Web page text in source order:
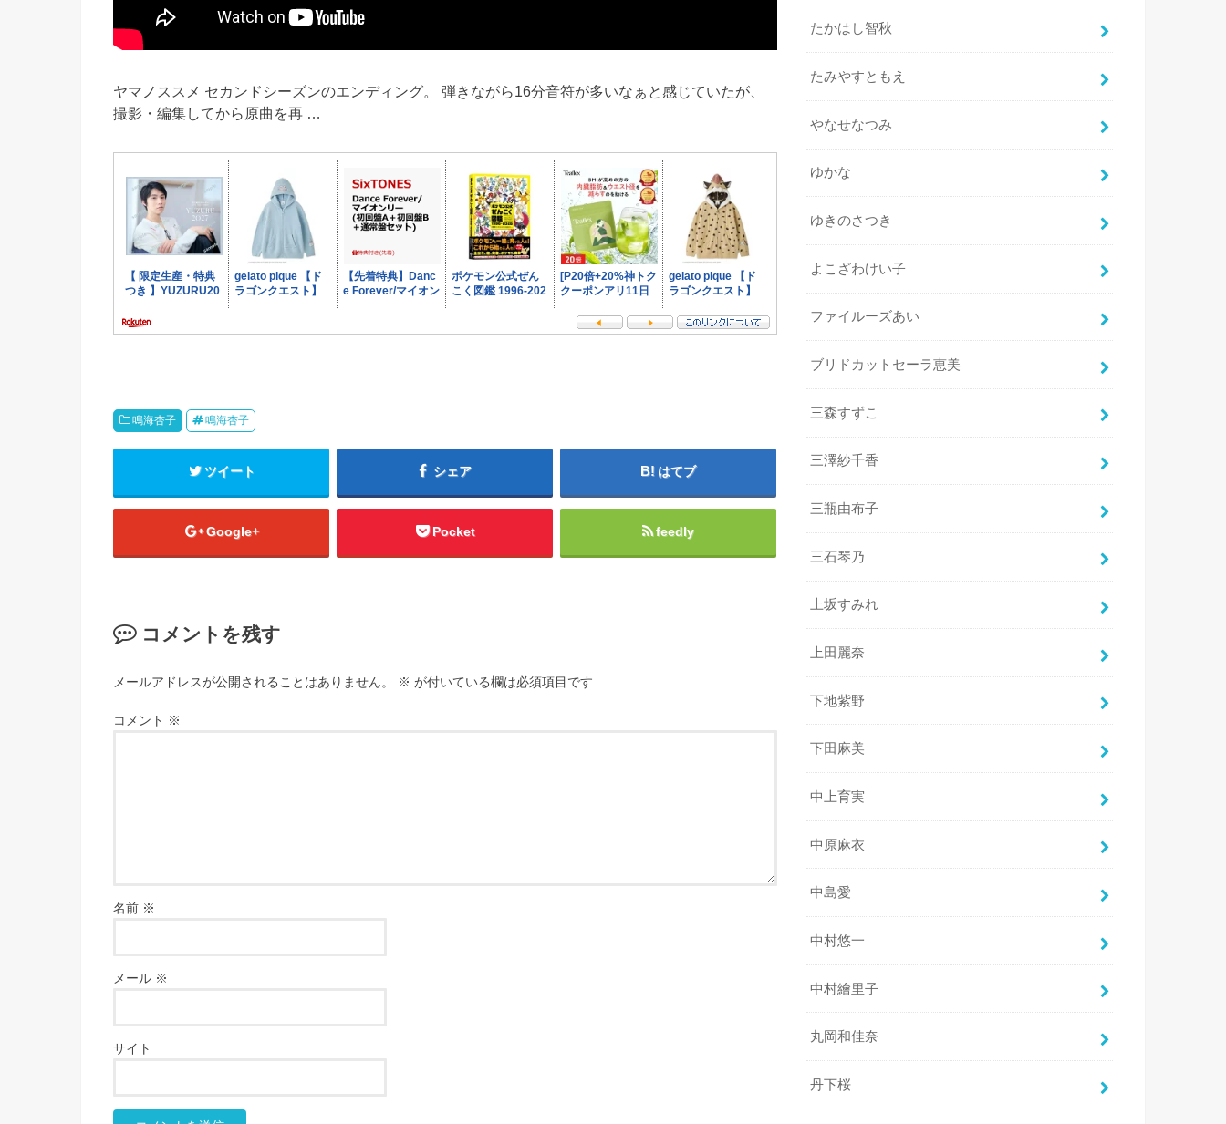
ヤマノススメ セカンドシーズンのエンディング。 弾きながら16分音符が多いなぁと感じていたが、
撮影・編集してから原曲を再 …
鳴海杏子 鳴海杏子
ツイート シェア はてブ
Google+ Pocket feedly
コメントを残す
メールアドレスが公開されることはありません。 ※ が付いている欄は必須項目です
コメント ※
名前 ※
メール ※
サイト
たかはし智秋
たみやすともえ
やなせなつみ
ゆかな
ゆきのさつき
よこざわけい子
ファイルーズあい
ブリドカットセーラ恵美
三森すずこ
三澤紗千香
三瓶由布子
三石琴乃
上坂すみれ
上田麗奈
下地紫野
下田麻美
中上育実
中原麻衣
中島愛
中村悠一
中村繪里子
丸岡和佳奈
丹下桜